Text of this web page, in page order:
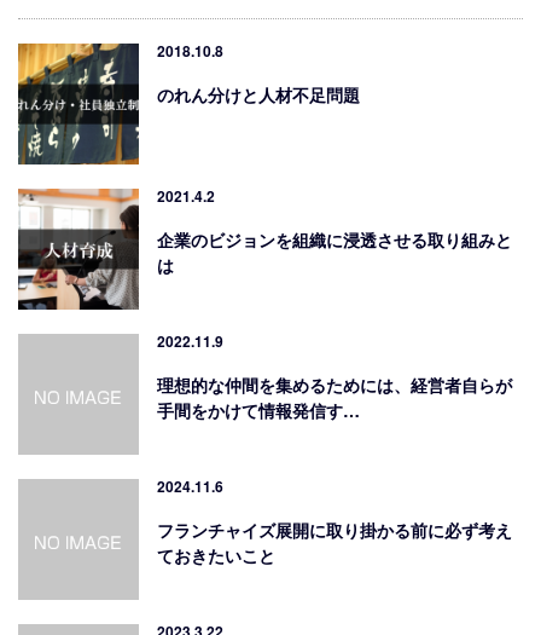
2018.10.8
のれん分けと人材不足問題
2021.4.2
企業のビジョンを組織に浸透させる取り組みと
は
2022.11.9
理想的な仲間を集めるためには、経営者自らが
手間をかけて情報発信す…
2024.11.6
フランチャイズ展開に取り掛かる前に必ず考え
ておきたいこと